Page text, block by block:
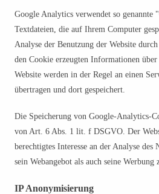
Google Analytics verwendet so genannte
Textdateien, die auf Ihrem Computer
Analyse der Benutzung der Website
den Cookie erzeugten Informationen
Website werden in der Regel an einen
übertragen und dort gespeichert.
Die Speicherung von Google-Analytics-
von Art. 6 Abs. 1 lit. f DSGVO. Der
berechtigtes Interesse an der Analyse des
sein Webangebot als auch seine Werbung
IP Anonymisierung